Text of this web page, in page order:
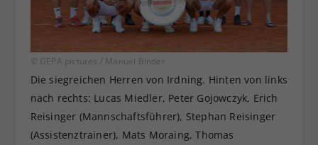
© GEPA pictures / Manuel Binder
Die siegreichen Herren von Irdning. Hinten von links
nach rechts: Lucas Miedler, Peter Gojowczyk, Erich
Reisinger (Mannschaftsführer), Stephan Reisinger
(Assistenztrainer), Mats Moraing, Thomas